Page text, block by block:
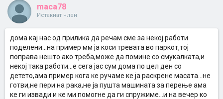
maca78
Истакнат член
дома кај нас од прилика да речам сме за некој работи
поделени...на пример мм ја коси тревата во паркот,тој
поправа нешто ако треба,може да помине со смукалката,и
некој така работи...е сега јас сум дома по цел ден со
детето,ама пример кога ке ручаме ке ја раскрене масата...не
готви,не пери на рака,не ја пушта машината за перење ама
ке ги извади и ке ми помогне да ги спружиме...и на вечер ко